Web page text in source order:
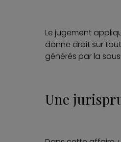
Le jugement
donne droit sur tout
générés par la
Une